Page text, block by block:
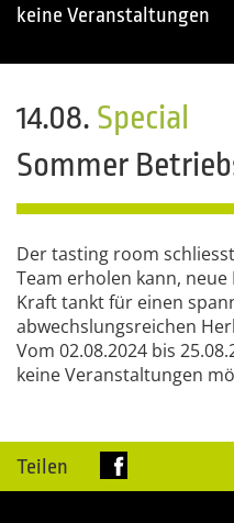
keine Veranstaltungen
14.08. Special
Sommer
Der tasting room
Team erholen kann,
Kraft tankt für einen
abwechslungsreichen
Vom 02.08.2024 bis
keine Veranstaltungen
Teilen